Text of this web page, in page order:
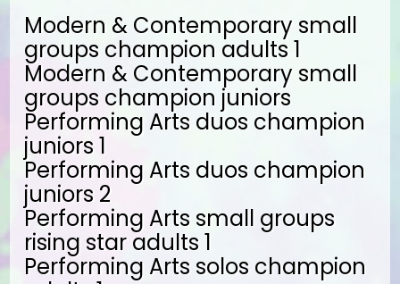
Modern & Contemporary small
groups champion adults 1
Modern & Contemporary small
groups champion juniors
Performing Arts duos champion
juniors 1
Performing Arts duos champion
juniors 2
Performing Arts small groups
rising star adults 1
Performing Arts solos champion